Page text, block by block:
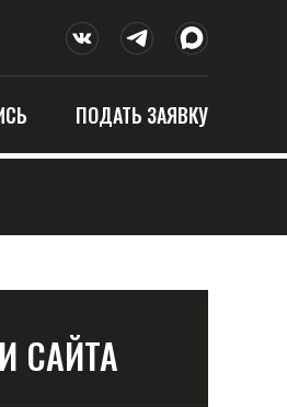
ПОДАТЬ ЗАЯВКУ
САЙТА